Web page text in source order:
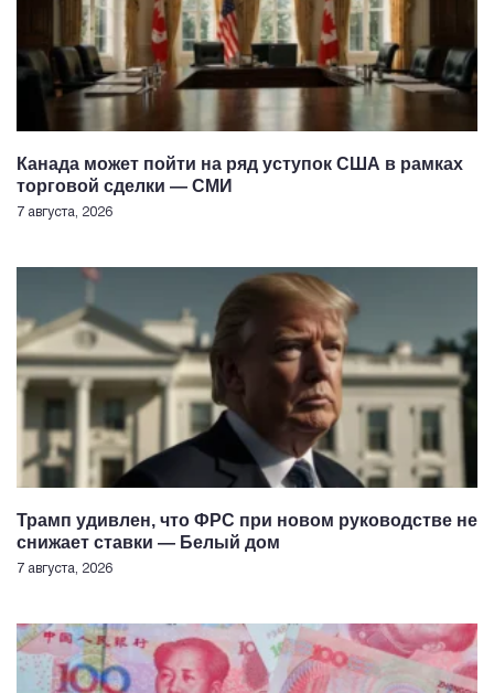
Канада может пойти на ряд уступок США в рамках
торговой сделки — СМИ
7 августа, 2026
Трамп удивлен, что ФРС при новом руководстве не
снижает ставки — Белый дом
7 августа, 2026